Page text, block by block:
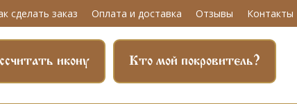
сделать заказ Оплата и доставка Отзывы Контакты
Кто мой покровитель?
икону